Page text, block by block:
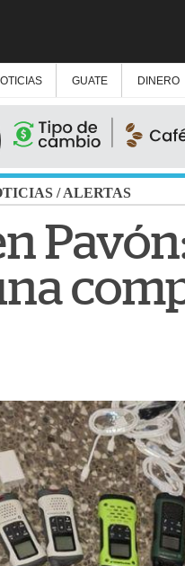
GUATE DINERO
/ALERTAS